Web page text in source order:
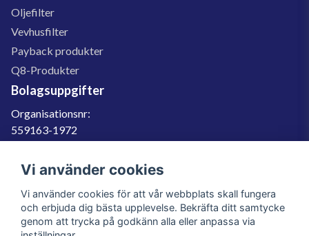
Oljefilter
Vevhusfilter
Payback produkter
Q8-Produkter
Bolagsuppgifter
Organisationsnr:
559163-1972
SE559163197201
060-566 800
info@filter.se
Vi använder cookies
Vi använder cookies för att vår webbplats skall fungera
och erbjuda dig bästa upplevelse. Bekräfta ditt samtycke
genom att trycka på godkänn alla eller anpassa via